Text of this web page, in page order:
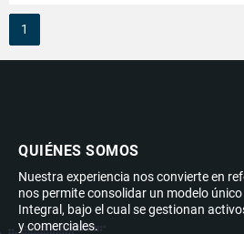
1
QUIÉNES SOMOS
Nuestra experiencia nos convierte en
nos permite consolidar un modelo
Integral, bajo el cual se gestionan
y comerciales.